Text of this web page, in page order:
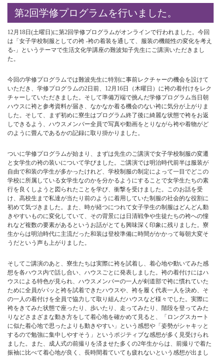
第2回学修プログラムを行いました。
12月18日(土曜日)に第2回学修プログラムがオンラインで行われました。今回
は「女子学校制服としての袴 -袴の着装を通して、服装の機能性の変化を考え
る-」というテーマで生活文化学講座の難波知子先生にご講演いただきまし
た。
今回の学修プログラムでは難波先生に特別に事前レクチャーの機会を設けて
いただき、学修プログラムの2日前、12月16日（木曜日）に袴の着付けをレク
チャーしていただきました。そして準備万端で挑んだ学修プログラム当日朝
ハウスに袴と参考資料が届き、なかなか着る機会のない袴に気分が上がりま
した。そして、まず初めに寮生はプログラム終了後に綺麗な状態で袴をお返
しできるよう、ハウスメンバー全員で写真や動画をとりながら袴や着物がど
のように畳んであるかの記録に取り掛かりました。
ついに学修プログラムが始まり、まずは先生のご講演で女子学校制服の変遷
と女学生の袴の装いについて学びました。ご講演では明治時代前半は服装が
自由で和装の学生が多かったけれど、学校制服の制定によって一目でどこの
学校に所属している女学生なのかを分かるようにすることで女学生たちの素
行を良くしようと図られたことを学び、衝撃を受けました。このお話を受
け、高校生まで私達が当たり前のように着用していた制服の社会的な役割に
初めて気づきました。また、時が経つにつれて女子学生の制服はどんどん動
きやすいものに変化していて、その背景には日清戦争や生徒たちの袴への憧
れなど複数の要素があるというお話がとても興味深く印象に残りました。寮
生からは明治時代に主流だった和装は登校準備に時間がかかって毎朝大変そ
うだという声も上がりました。
そしてご講演のあと、寮生たちは実際に袴を試着し、着心地や動いてみた感
想を各ハウス内で話し合い、ハウスごとに発表しました。袴の着付けにはハ
ウスによる特色が見られ、ハウスメンバーの一人が剣道部で袴に慣れていた
ために全員がパッと袴を試着できたハウスや、袴を履く代表一人を決め、そ
の一人の着付けを全員で協力して取り組んだハウスなど様々でした。実際に
袴をきてみた状態で座ったり、歩いたり、走ってみたり、階段を登ってみた
りなどさまざまな動き方をして着心地を確かめて見ると、「ロングスカート
に似た着心地で思ったよりも動きやすい」という感想や「姿勢がシャキッと
するので勉強に集中しやすそう」というポジティブな感想が多く見受けられ
ました。また、成人式の前撮りを済ませた多くの2年生からは、前撮りで着た
振袖に比べて着心地が良く、長時間着ていても疲れないという感想が出まし